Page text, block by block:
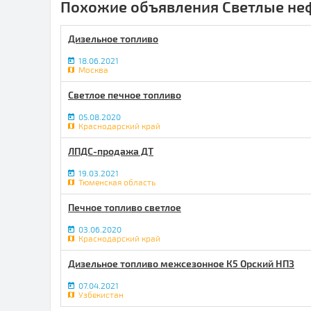
Похожие объявления Светлые
Дизельное топливо
18.06.2021
Москва
Светлое печное топливо
05.08.2020
Краснодарский край
ЛПДС-продажа ДТ
19.03.2021
Тюменская область
Печное топливо светлое
03.06.2020
Краснодарский край
Дизельное топливо межсезонное К5 Орский НПЗ
07.04.2021
Узбекистан